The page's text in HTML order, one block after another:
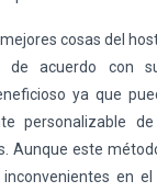
cosas del
de acuerdo con
ya que
personalizable
Aunque este
en